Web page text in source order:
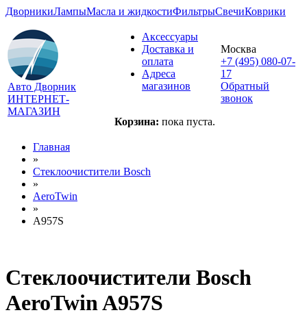
ДворникиЛампыМасла и жидкостиФильтрыСвечиКоврики
Авто Дворник
ИНТЕРНЕТ-
МАГАЗИН
Аксессуары
Доставка и
оплата
Адреса
магазинов
Корзина: пока пуста.
Москва
+7 (495) 080-07-
17
Обратный
звонок
Главная
»
Стеклоочистители Bosch
»
AeroTwin
»
A957S
Стеклоочистители Bosch
AeroTwin A957S